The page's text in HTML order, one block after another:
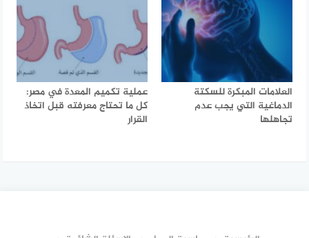
العلامات المبكرة للسكتة
الدماغية التي يجب عدم
تجاهلها
عملية تكميم المعدة في مصر:
كل ما تحتاج معرفته قبل اتخاذ
القرار